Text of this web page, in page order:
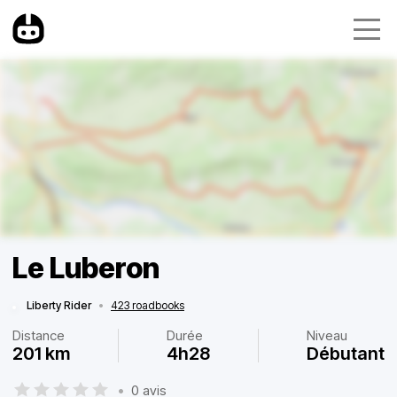
Le Luberon
Liberty Rider • 423 roadbooks
Distance
201 km
Durée
4h28
Niveau
Débutant
• 0 avis